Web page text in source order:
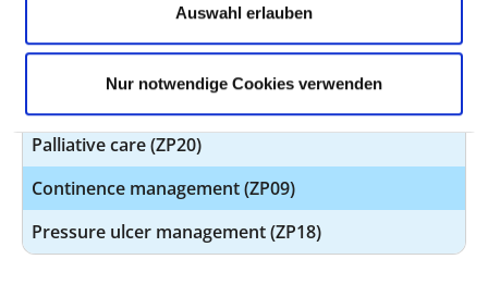
Auswahl erlauben
Nur notwendige Cookies verwenden
Kinaesthetics (ZP08)
OP coordination / OP management (ZP27)
Basal stimulation (ZP01)
Palliative care (ZP20)
Continence management (ZP09)
Pressure ulcer management (ZP18)